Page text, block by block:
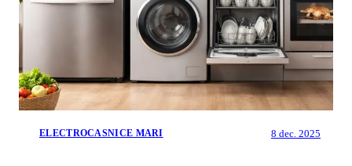
ELECTROCASNICE MARI 8 dec. 2025